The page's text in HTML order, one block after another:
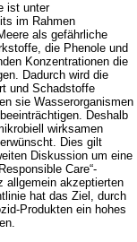
ist unter
im Rahmen
als gefährliche
die Phenole und
Konzentrationen die
Dadurch wird die
und Schadstoffe
sie Wasserorganismen
Deshalb
wirksamen
Dies gilt
Diskussion um eine
Care“-
allgemein akzeptierten
hat das Ziel, durch
Produkten ein hohes